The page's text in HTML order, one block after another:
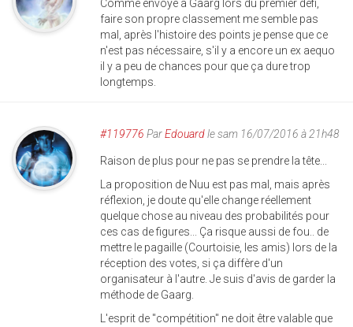
Comme envoyé à Gaarg lors du premier défi,
faire son propre classement me semble pas
mal, après l'histoire des points je pense que ce
n'est pas nécessaire, s'il y a encore un ex aequo
il y a peu de chances pour que ça dure trop
longtemps.
#119776 ParEdouardle sam 16/07/2016 à 21h48
Raison de plus pour ne pas se prendre la tête...
La proposition de Nuu est pas mal, mais après
réflexion, je doute qu'elle change réellement
quelque chose au niveau des probabilités pour
ces cas de figures... Ça risque aussi de fou.. de
mettre le pagaille (Courtoisie, les amis) lors de la
réception des votes, si ça diffère d'un
organisateur à l'autre. Je suis d'avis de garder la
méthode de Gaarg.
L'esprit de "compétition" ne doit être valable que